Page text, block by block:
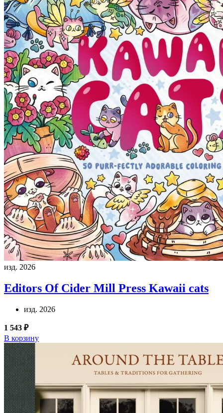
изд. 2026
Editors Of Cider Mill Press Kawaii cats
изд. 2026
1 543 ₽
В корзину